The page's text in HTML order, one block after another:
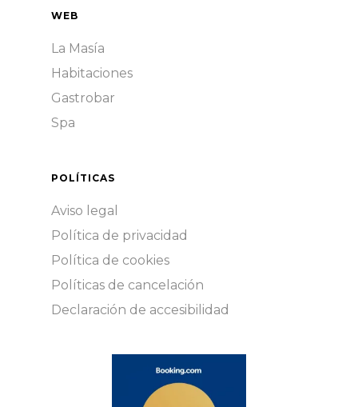
WEB
La Masía
Habitaciones
Gastrobar
Spa
POLÍTICAS
Aviso legal
Política de privacidad
Política de cookies
Políticas de cancelación
Declaración de accesibilidad